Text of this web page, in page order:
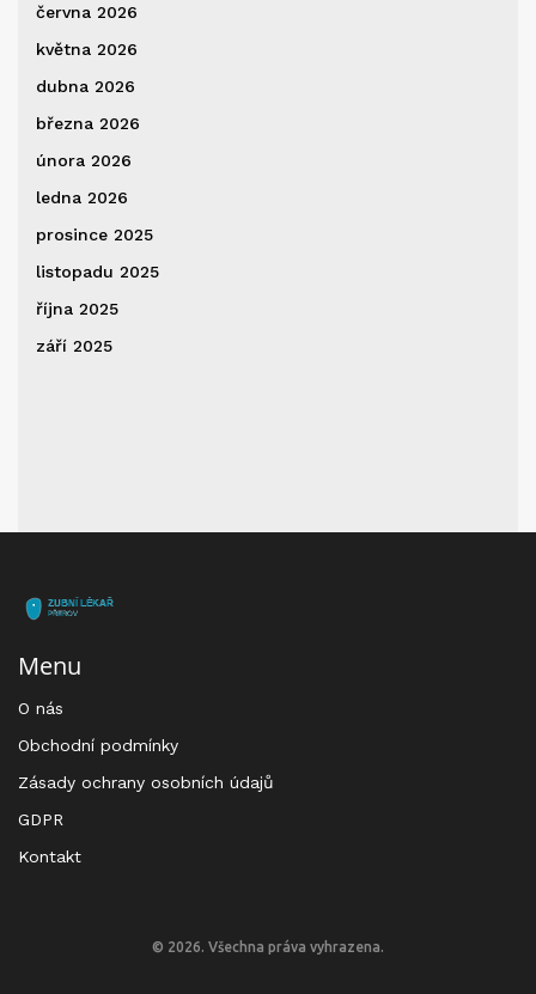
června 2026
května 2026
dubna 2026
března 2026
února 2026
ledna 2026
prosince 2025
listopadu 2025
října 2025
září 2025
Menu
O nás
Obchodní podmínky
Zásady ochrany osobních údajů
GDPR
Kontakt
© 2026. Všechna práva vyhrazena.